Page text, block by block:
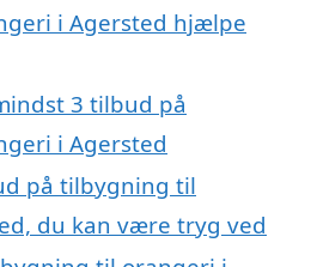
i Agersted hjælpe
3 tilbud på
i Agersted
på tilbygning til
du kan være tryg ved